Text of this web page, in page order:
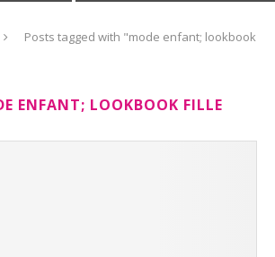
Posts tagged with "mode enfant; lookbook
ENFANT; LOOKBOOK FILLE